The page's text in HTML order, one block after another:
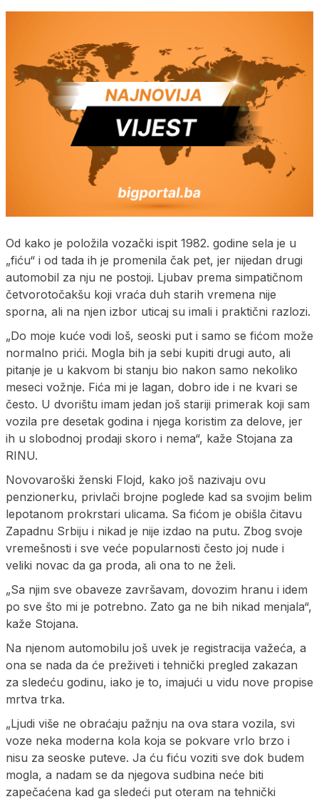
Od kako je položila vozački ispit 1982. godine sela je u
„fiću“ i od tada ih je promenila čak pet, jer nijedan drugi
automobil za nju ne postoji. Ljubav prema simpatičnom
četvorotočakšu koji vraća duh starih vremena nije
sporna, ali na njen izbor uticaj su imali i praktični razlozi.
„Do moje kuće vodi loš, seoski put i samo se fićom može
normalno prići. Mogla bih ja sebi kupiti drugi auto, ali
pitanje je u kakvom bi stanju bio nakon samo nekoliko
meseci vožnje. Fića mi je lagan, dobro ide i ne kvari se
često. U dvorištu imam jedan još stariji primerak koji sam
vozila pre desetak godina i njega koristim za delove, jer
ih u slobodnoj prodaji skoro i nema“, kaže Stojana za
RINU.
Novovaroški ženski Flojd, kako još nazivaju ovu
penzionerku, privlači brojne poglede kad sa svojim belim
lepotanom prokrstari ulicama. Sa fićom je obišla čitavu
Zapadnu Srbiju i nikad je nije izdao na putu. Zbog svoje
vremešnosti i sve veće popularnosti često joj nude i
veliki novac da ga proda, ali ona to ne želi.
„Sa njim sve obaveze završavam, dovozim hranu i idem
po sve što mi je potrebno. Zato ga ne bih nikad menjala“,
kaže Stojana.
Na njenom automobilu još uvek je registracija važeća, a
ona se nada da će preživeti i tehnički pregled zakazan
za sledeću godinu, iako je to, imajući u vidu nove propise
mrtva trka.
„Ljudi više ne obraćaju pažnju na ova stara vozila, svi
voze neka moderna kola koja se pokvare vrlo brzo i
nisu za seoske puteve. Ja ću fiću voziti sve dok budem
mogla, a nadam se da njegova sudbina neće biti
zapečaćena kad ga sledeći put oteram na tehnički